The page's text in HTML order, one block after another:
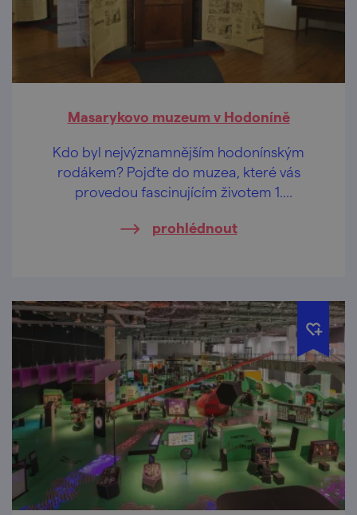
Masarykovo muzeum v Hodoníně
Kdo byl nejvýznamnějším hodonínským
rodákem? Pojďte do muzea, které vás
provedou fascinujícím životem 1.
prohlédnout